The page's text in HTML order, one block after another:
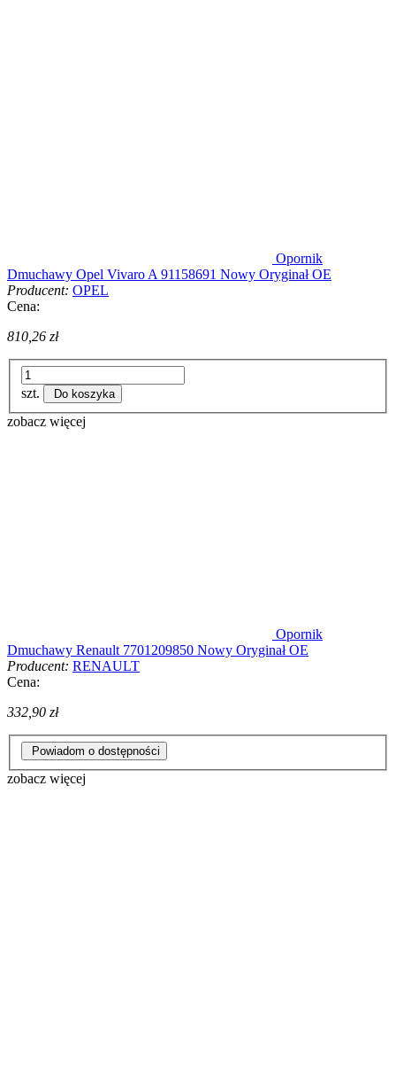
Opornik
Dmuchawy Opel Vivaro A 91158691 Nowy Oryginał OE
Producent: OPEL
Cena:
810,26 zł
szt. Do koszyka
zobacz więcej
Opornik
Dmuchawy Renault 7701209850 Nowy Oryginał OE
Producent: RENAULT
Cena:
332,90 zł
Powiadom o dostępności
zobacz więcej